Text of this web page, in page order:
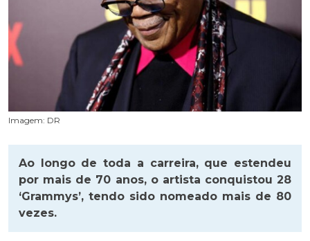
Imagem: DR
Ao longo de toda a carreira, que estendeu
por mais de 70 anos, o artista conquistou 28
‘Grammys’, tendo sido nomeado mais de 80
vezes.